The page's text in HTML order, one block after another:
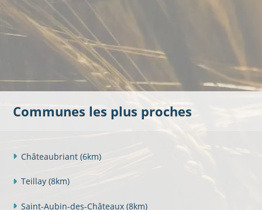
Communes les plus proches
Châteaubriant (6km)
Teillay (8km)
Saint-Aubin-des-Châteaux (8km)